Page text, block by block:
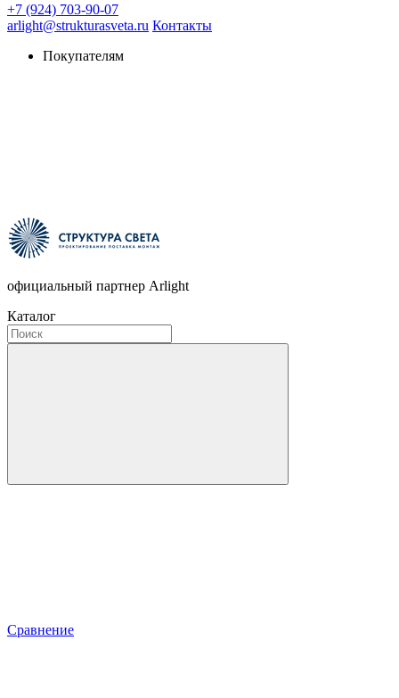
+7 (924) 703-90-07
arlight@strukturasveta.ru Контакты
Покупателям
официальный партнер Arlight
Каталог
Сравнение